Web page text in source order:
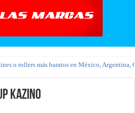
o rollers más baratos en México, Argentina,
kazino